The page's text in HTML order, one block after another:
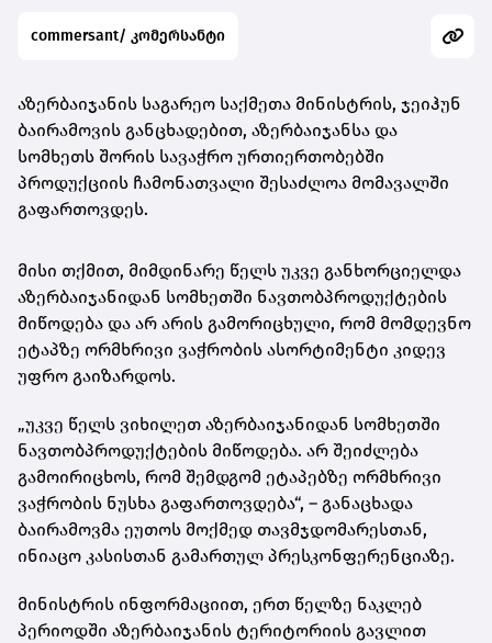
commersant/ კომერსანტი
აზერბაიჯანის საგარეო საქმეთა მინისტრის, ჯეიჰუნ
ბაირამოვის განცხადებით, აზერბაიჯანსა და
სომხეთს შორის სავაჭრო ურთიერთობებში
პროდუქციის ჩამონათვალი შესაძლოა მომავალში
გაფართოვდეს.
მისი თქმით, მიმდინარე წელს უკვე განხორციელდა
აზერბაიჯანიდან სომხეთში ნავთობპროდუქტების
მიწოდება და არ არის გამორიცხული, რომ მომდევნო
ეტაპზე ორმხრივი ვაჭრობის ასორტიმენტი კიდევ
უფრო გაიზარდოს.
„უკვე წელს ვიხილეთ აზერბაიჯანიდან სომხეთში
ნავთობპროდუქტების მიწოდება. არ შეიძლება
გამოირიცხოს, რომ შემდგომ ეტაპებზე ორმხრივი
ვაჭრობის ნუსხა გაფართოვდება“, – განაცხადა
ბაირამოვმა ეუთოს მოქმედ თავმჯდომარესთან,
ინიაცო კასისთან გამართულ პრესკონფერენციაზე.
მინისტრის ინფორმაციით, ერთ წელზე ნაკლებ
პერიოდში აზერბაიჯანის ტერიტორიის გავლით